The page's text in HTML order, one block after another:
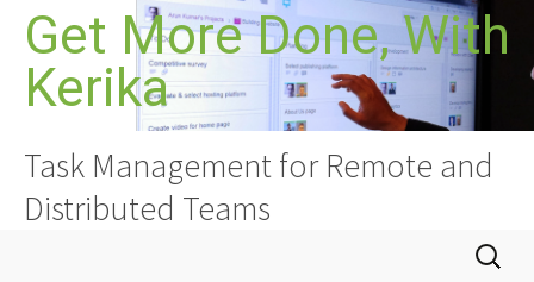
Skoči
sadržaja
Get More Done, With
Kerika
Task Management for Remote and
Distributed Teams